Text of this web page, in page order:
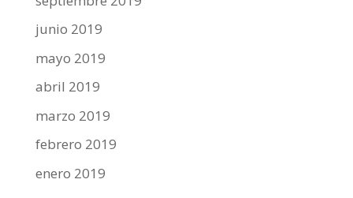
junio 2019
mayo 2019
abril 2019
marzo 2019
febrero 2019
enero 2019